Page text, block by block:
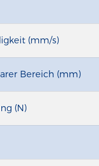
(mm/s)
Bereich (mm)
(N)